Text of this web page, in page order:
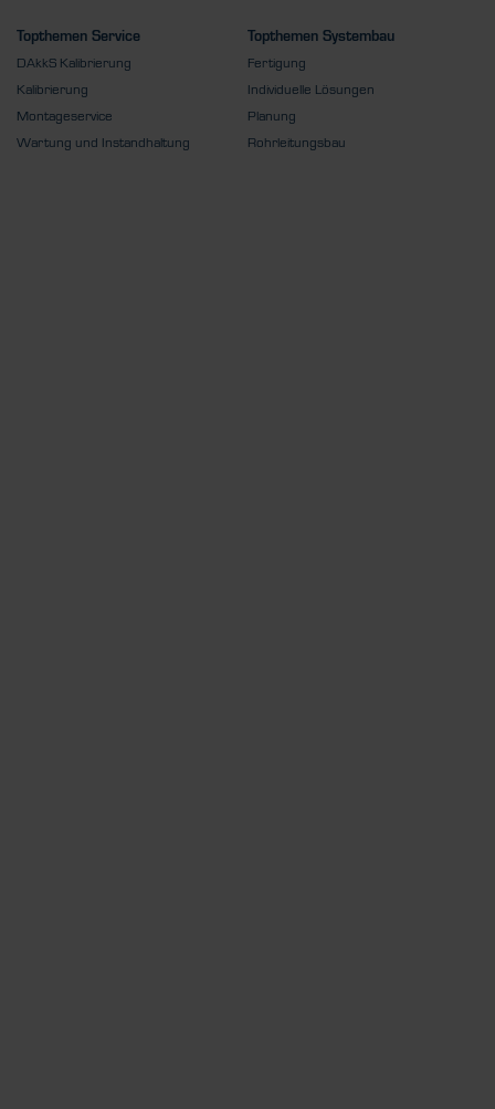
Topthemen Service
DAkkS Kalibrierung
Kalibrierung
Montageservice
Wartung und Instandhaltung
Topthemen Systembau
Fertigung
Individuelle Lösungen
Planung
Rohrleitungsbau